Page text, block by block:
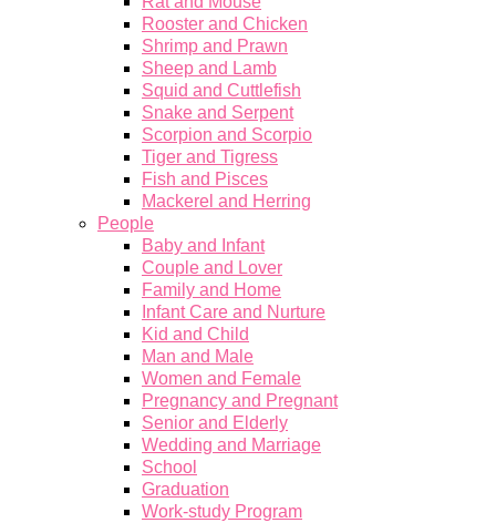
Rooster and Chicken
Shrimp and Prawn
Sheep and Lamb
Squid and Cuttlefish
Snake and Serpent
Scorpion and Scorpio
Tiger and Tigress
Fish and Pisces
Mackerel and Herring
People
Baby and Infant
Couple and Lover
Family and Home
Infant Care and Nurture
Kid and Child
Man and Male
Women and Female
Pregnancy and Pregnant
Senior and Elderly
Wedding and Marriage
School
Graduation
Work-study Program